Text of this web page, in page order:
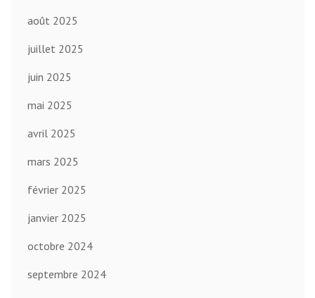
août 2025
juillet 2025
juin 2025
mai 2025
avril 2025
mars 2025
février 2025
janvier 2025
octobre 2024
septembre 2024